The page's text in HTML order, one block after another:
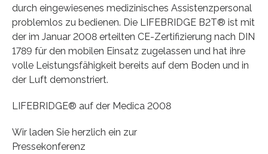
durch eingewiesenes medizinisches Assistenzpersonal
problemlos zu bedienen. Die LIFEBRIDGE B2T® ist mit
der im Januar 2008 erteilten CE-Zertifizierung nach DIN
1789 für den mobilen Einsatz zugelassen und hat ihre
volle Leistungsfähigkeit bereits auf dem Boden und in
der Luft demonstriert.
LIFEBRIDGE® auf der Medica 2008
Wir laden Sie herzlich ein zur
Pressekonferenz